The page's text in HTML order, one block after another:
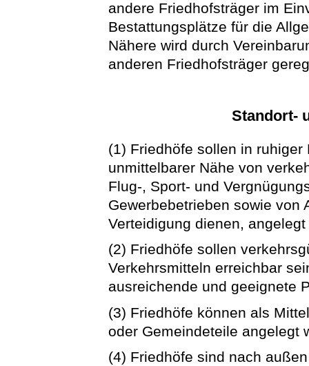
andere Friedhofsträger im
Bestattungsplätze für die
Nähere wird durch
anderen Friedhofsträger
Standort-
(1) Friedhöfe sollen in
unmittelbarer Nähe von
Flug-, Sport- und
Gewerbebetrieben sowie von
Verteidigung dienen,
(2) Friedhöfe sollen
Verkehrsmitteln erreichbar
ausreichende und geeignete
(3) Friedhöfe können als
oder Gemeindeteile angelegt
(4) Friedhöfe sind nach